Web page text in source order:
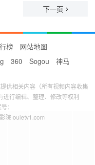
下一页
榜
网站地图
360 Sogou 神马
供相关内容（所有视频内容收集
进行编辑、整理、修改等权利
：
院 ouletv1.com